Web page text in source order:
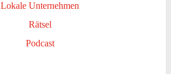
Lokale Unternehmen
Rätsel
Podcast